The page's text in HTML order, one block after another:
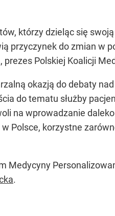
którzy dzieląc się
przyczynek do zmian w
Polskiej Koalicji
okazją do debaty
do tematu służby
na wprowadzanie
Polsce, korzystne
Medycyny
.